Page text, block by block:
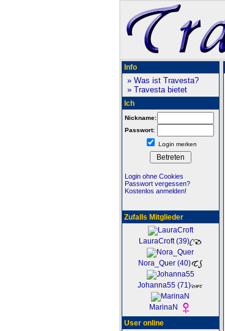
Info
» Was ist Travesta?
» Travesta bietet
Ich
Nickname:
Passwort:
Login merken
Login ohne Cookies
Passwort vergessen?
Kostenlos anmelden!
Zufalls Mitglieder
LauraCroft (39)
Nora_Quer (40)
Johanna55 (71)
MarinaN
User online